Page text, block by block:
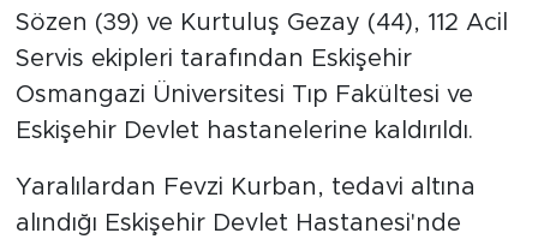
Sözen (39) ve Kurtuluş Gezay (44), 112 Acil
Servis ekipleri tarafından Eskişehir
Osmangazi Üniversitesi Tıp Fakültesi ve
Eskişehir Devlet hastanelerine kaldırıldı.
Yaralılardan Fevzi Kurban, tedavi altına
alındığı Eskişehir Devlet Hastanesi'nde